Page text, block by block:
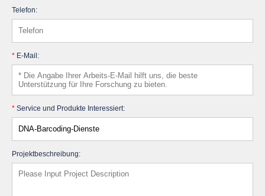
Telefon:
* E-Mail:
* Service und Produkte Interessiert:
Projektbeschreibung: